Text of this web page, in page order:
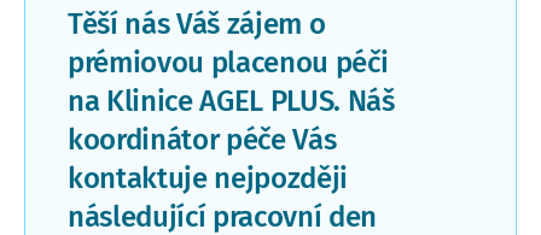
Těší nás Váš zájem o
prémiovou placenou péči
na Klinice AGEL PLUS. Náš
koordinátor péče Vás
kontaktuje nejpozději
následující pracovní den